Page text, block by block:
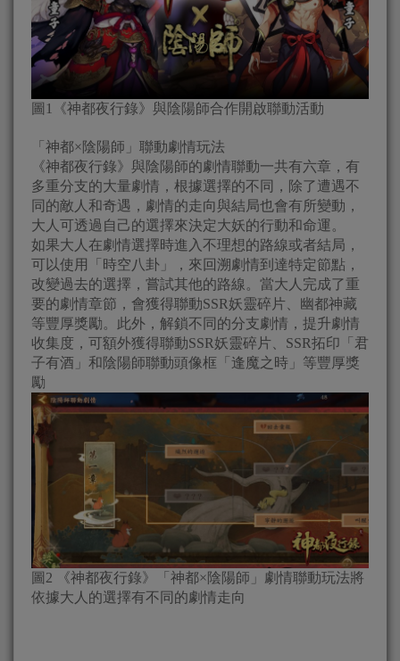
圖1《神都夜行錄》與陰陽師合作開啟聯動活動
「神都×陰陽師」聯動劇情玩法
《神都夜行錄》與陰陽師的劇情聯動一共有六章，有
多重分支的大量劇情，根據選擇的不同，除了遭遇不
同的敵人和奇遇，劇情的走向與結局也會有所變動，
大人可透過自己的選擇來決定大妖的行動和命運。
如果大人在劇情選擇時進入不理想的路線或者結局，
可以使用「時空八卦」，來回溯劇情到達特定節點，
改變過去的選擇，嘗試其他的路線。當大人完成了重
要的劇情章節，會獲得聯動SSR妖靈碎片、幽都神藏
等豐厚獎勵。此外，解鎖不同的分支劇情，提升劇情
收集度，可額外獲得聯動SSR妖靈碎片、SSR拓印「君
子有酒」和陰陽師聯動頭像框「逢魔之時」等豐厚獎
勵
圖2 《神都夜行錄》「神都×陰陽師」劇情聯動玩法將
依據大人的選擇有不同的劇情走向